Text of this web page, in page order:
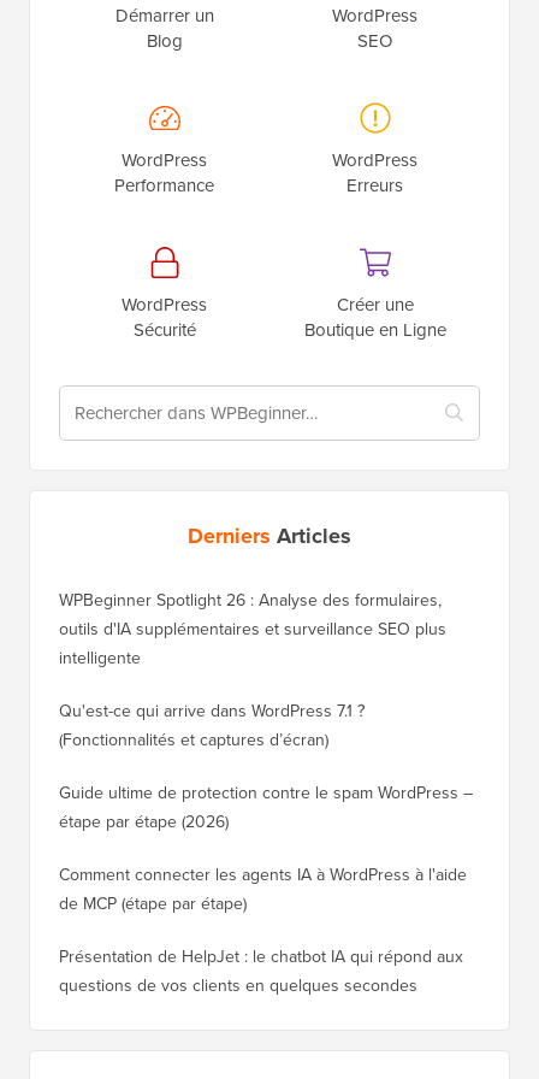
Démarrer un
Blog
WordPress
SEO
WordPress
Performance
WordPress
Erreurs
WordPress
Sécurité
Créer une
Boutique en Ligne
Derniers Articles
WPBeginner Spotlight 26 : Analyse des formulaires,
outils d'IA supplémentaires et surveillance SEO plus
intelligente
Qu'est-ce qui arrive dans WordPress 7.1 ?
(Fonctionnalités et captures d’écran)
Guide ultime de protection contre le spam WordPress –
étape par étape (2026)
Comment connecter les agents IA à WordPress à l'aide
de MCP (étape par étape)
Présentation de HelpJet : le chatbot IA qui répond aux
questions de vos clients en quelques secondes